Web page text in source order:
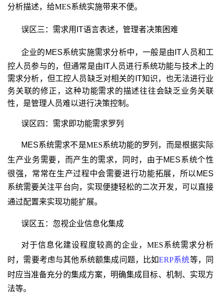
分析描述，给MES系统实施带来不便。
误区三：需求用IT语言表述，管理者决策困难
企业的MES系统实施需求分析中，一般是由 IT人员和工
控人员参与的，但通常是由IT人员进行系统功能与技术上的
需求分析，但工控人员缺乏对相关的IT知识，也无法进行业
务关联的修正，这种功能需求的描述往往会缺乏业务关联
性，是管理人员难以进行决策控制。
误区四：需求即功能需求罗列
MES系统需求不是MES系统功能的罗列，而是根据实际
生产业务需要，而产生的需求，同时，由于MES系统个性
很强，常常在生产过程中会需要进行功能拓展，所以MES
系统需要关注平台向，实现便捷轻松的二次开发，可以直接
通过配置来实现功能扩展。
误区五：忽视企业信息化集成
对于信息化建设程度较高的企业， MES系统需求分析
时，需要考虑与其他系统额集成问题，比如ERP系统等，同
时应当准备充分的集成方案，明确集成目标、机制、实现方
法等。